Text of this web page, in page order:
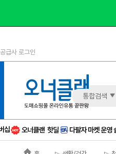
공급사 로그인
통합검색